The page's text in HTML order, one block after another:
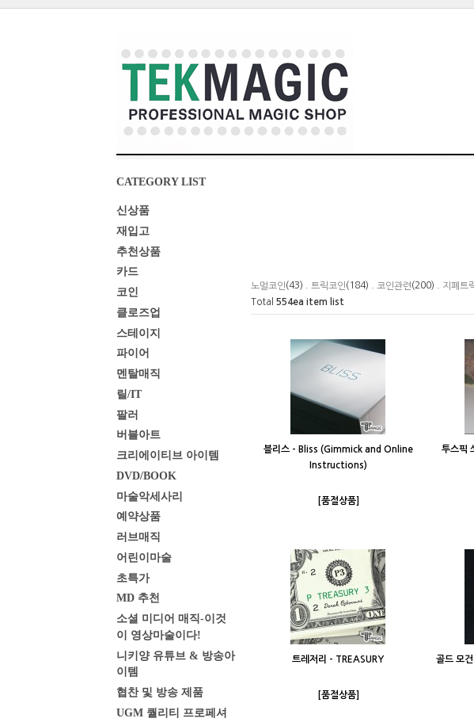
CATEGORY LIST
신상품
재입고
추천상품
카드
코인
클로즈업
스테이지
파이어
멘탈매직
릴/IT
팔러
버블아트
크리에이티브 아이템
DVD/BOOK
마술악세사리
예약상품
러브매직
어린이마술
초특가
MD 추천
소셜 미디어 매직-이것
이 영상마술이다!
니키양 유튜브 & 방송아
이템
협찬 및 방송 제품
UGM 퀄리티 프로페셔
노멀코인(43) . 트릭코인(184) . 코인관련(200) . 지폐트
Total 554ea item list
블리스 - Bliss (Gimmick and Online
Instructions)
[품절상품]
투스픽
트레저리 - TREASURY
[품절상품]
골드 모